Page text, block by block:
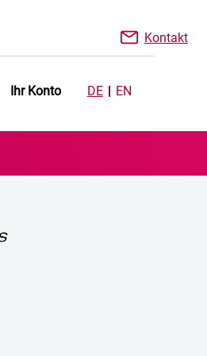
Kontakt
Ihr Konto DE EN